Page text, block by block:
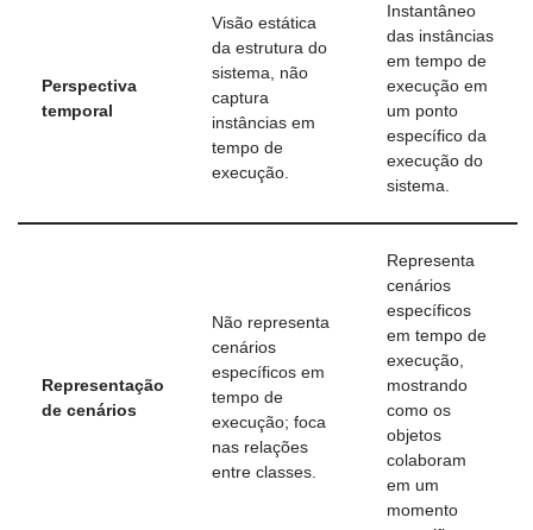
Perspectiva
temporal
Visão estática
da estrutura do
sistema, não
captura
instâncias em
tempo de
execução.
Instantâneo
das instâncias
em tempo de
execução em
um ponto
específico da
execução do
sistema.
Representação
de cenários
Não representa
cenários
específicos em
tempo de
execução; foca
nas relações
entre classes.
Representa
cenários
específicos
em tempo de
execução,
mostrando
como os
objetos
colaboram
em um
momento